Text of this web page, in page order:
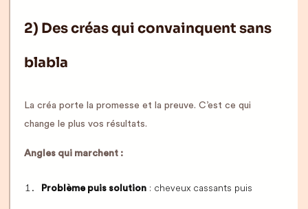
2) Des créas qui convainquent sans
blabla
La créa porte la promesse et la preuve. C’est ce qui
change le plus vos résultats.
Angles qui marchent :
Problème puis solution : cheveux cassants puis